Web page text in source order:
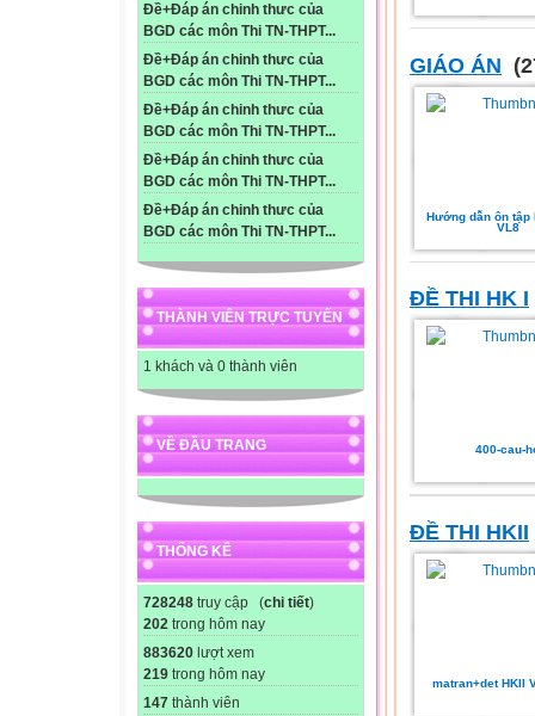
Đề+Đáp án chinh thưc của
BGD các môn Thi TN-THPT...
Đề+Đáp án chinh thưc của
BGD các môn Thi TN-THPT...
Đề+Đáp án chinh thưc của
BGD các môn Thi TN-THPT...
Đề+Đáp án chinh thưc của
BGD các môn Thi TN-THPT...
Đề+Đáp án chinh thưc của
BGD các môn Thi TN-THPT...
THÀNH VIÊN TRỰC TUYẾN
1 khách và 0 thành viên
VỀ ĐẦU TRANG
THỐNG KÊ
728248 truy cập (chi tiết)
202 trong hôm nay
883620 lượt xem
219 trong hôm nay
147 thành viên
GIÁO ÁN
Hướng dẫn ôn tập
VL8
ĐỀ THI HK I
400-cau-
ĐỀ THI HKII
matran+det HKII